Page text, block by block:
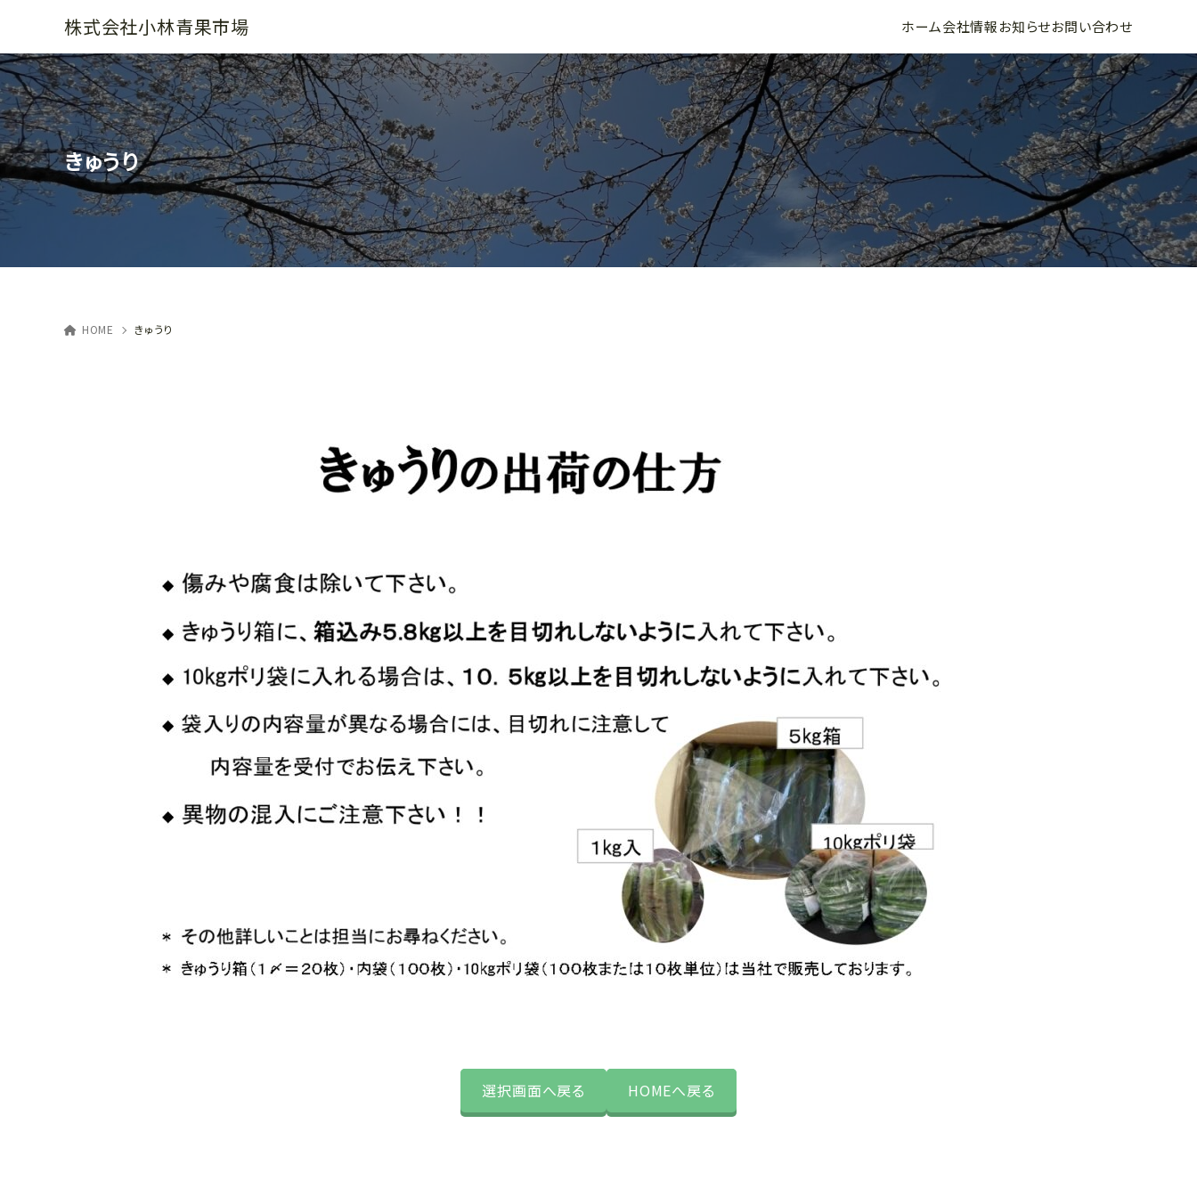
株式会社小林青果市場 ホーム会社情報お知らせお問い合わせ
きゅうり
HOME きゅうり
選択画面へ戻る HOMEへ戻る